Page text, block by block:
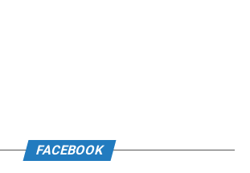
FACEBOOK